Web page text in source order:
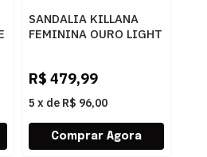
SANDALIA KILLANA
FEMININA OURO LIGHT
R$ 479,99
5 x de R$ 96,00